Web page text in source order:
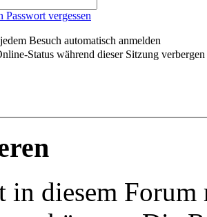
Passwort vergessen
Besuch automatisch anmelden
Status während dieser Sitzung verbergen
in diesem